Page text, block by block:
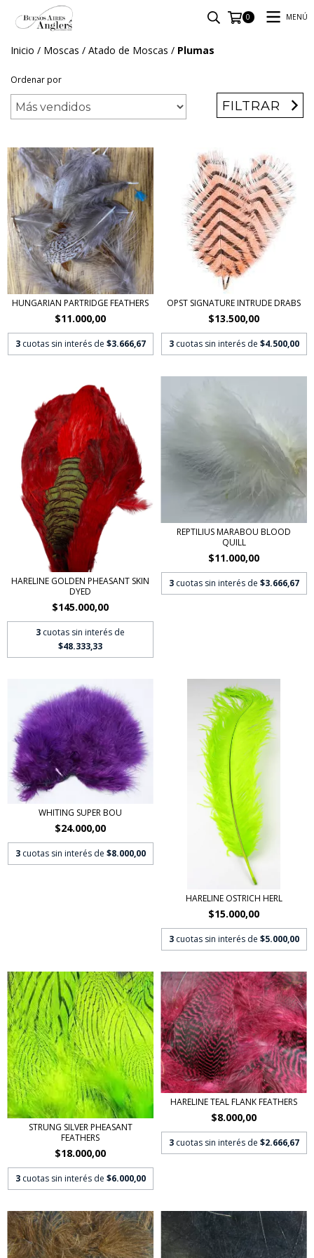
0 MENÚ
Inicio / Moscas / Atado de Moscas / Plumas
Ordenar por
FILTRAR
HUNGARIAN PARTRIDGE FEATHERS
$11.000,00
3 cuotas sin interés de $3.666,67
OPST SIGNATURE INTRUDE DRABS
$13.500,00
3 cuotas sin interés de $4.500,00
HARELINE GOLDEN PHEASANT SKIN
DYED
$145.000,00
3 cuotas sin interés de
$48.333,33
REPTILIUS MARABOU BLOOD
QUILL
$11.000,00
3 cuotas sin interés de $3.666,67
WHITING SUPER BOU
$24.000,00
3 cuotas sin interés de $8.000,00
HARELINE OSTRICH HERL
$15.000,00
3 cuotas sin interés de $5.000,00
STRUNG SILVER PHEASANT
FEATHERS
$18.000,00
3 cuotas sin interés de $6.000,00
HARELINE TEAL FLANK FEATHERS
$8.000,00
3 cuotas sin interés de $2.666,67